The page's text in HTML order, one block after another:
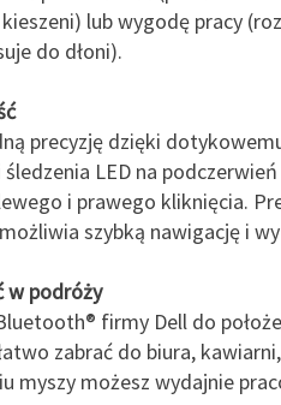
lub wygodę pracy
do dłoni).
precyzję dzięki
LED na
i prawego kliknięcia.
szybką nawigację i
w podróży
firmy Dell do
zabrać do biura,
myszy możesz wydajnie